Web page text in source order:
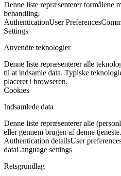
Denne liste repræsenterer formålene
behandling.
AuthenticationUser Preferences
Settings
Anvendte teknologier
Denne liste repræsenterer alle
til at indsamle data. Typiske
placeret i browseren.
Cookies
Indsamlede data
Denne liste repræsenterer alle
eller gennem brugen af denne tjeneste.
Authentication detailsUser
dataLanguage settings
Retsgrundlag